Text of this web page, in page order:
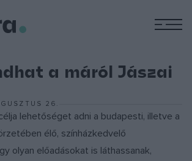
a máról Jászai
26.
lehetőséget adni a budapesti, illetve a
élő, színházkedvelő
olyan előadásokat is láthassanak,